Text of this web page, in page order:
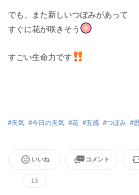
でも、また新しいつぼみがあって
すぐに花が咲きそう
すごい生命力です
#天気 #今日の天気 #花 #五感 #つぼみ #
いいね
13
コメント